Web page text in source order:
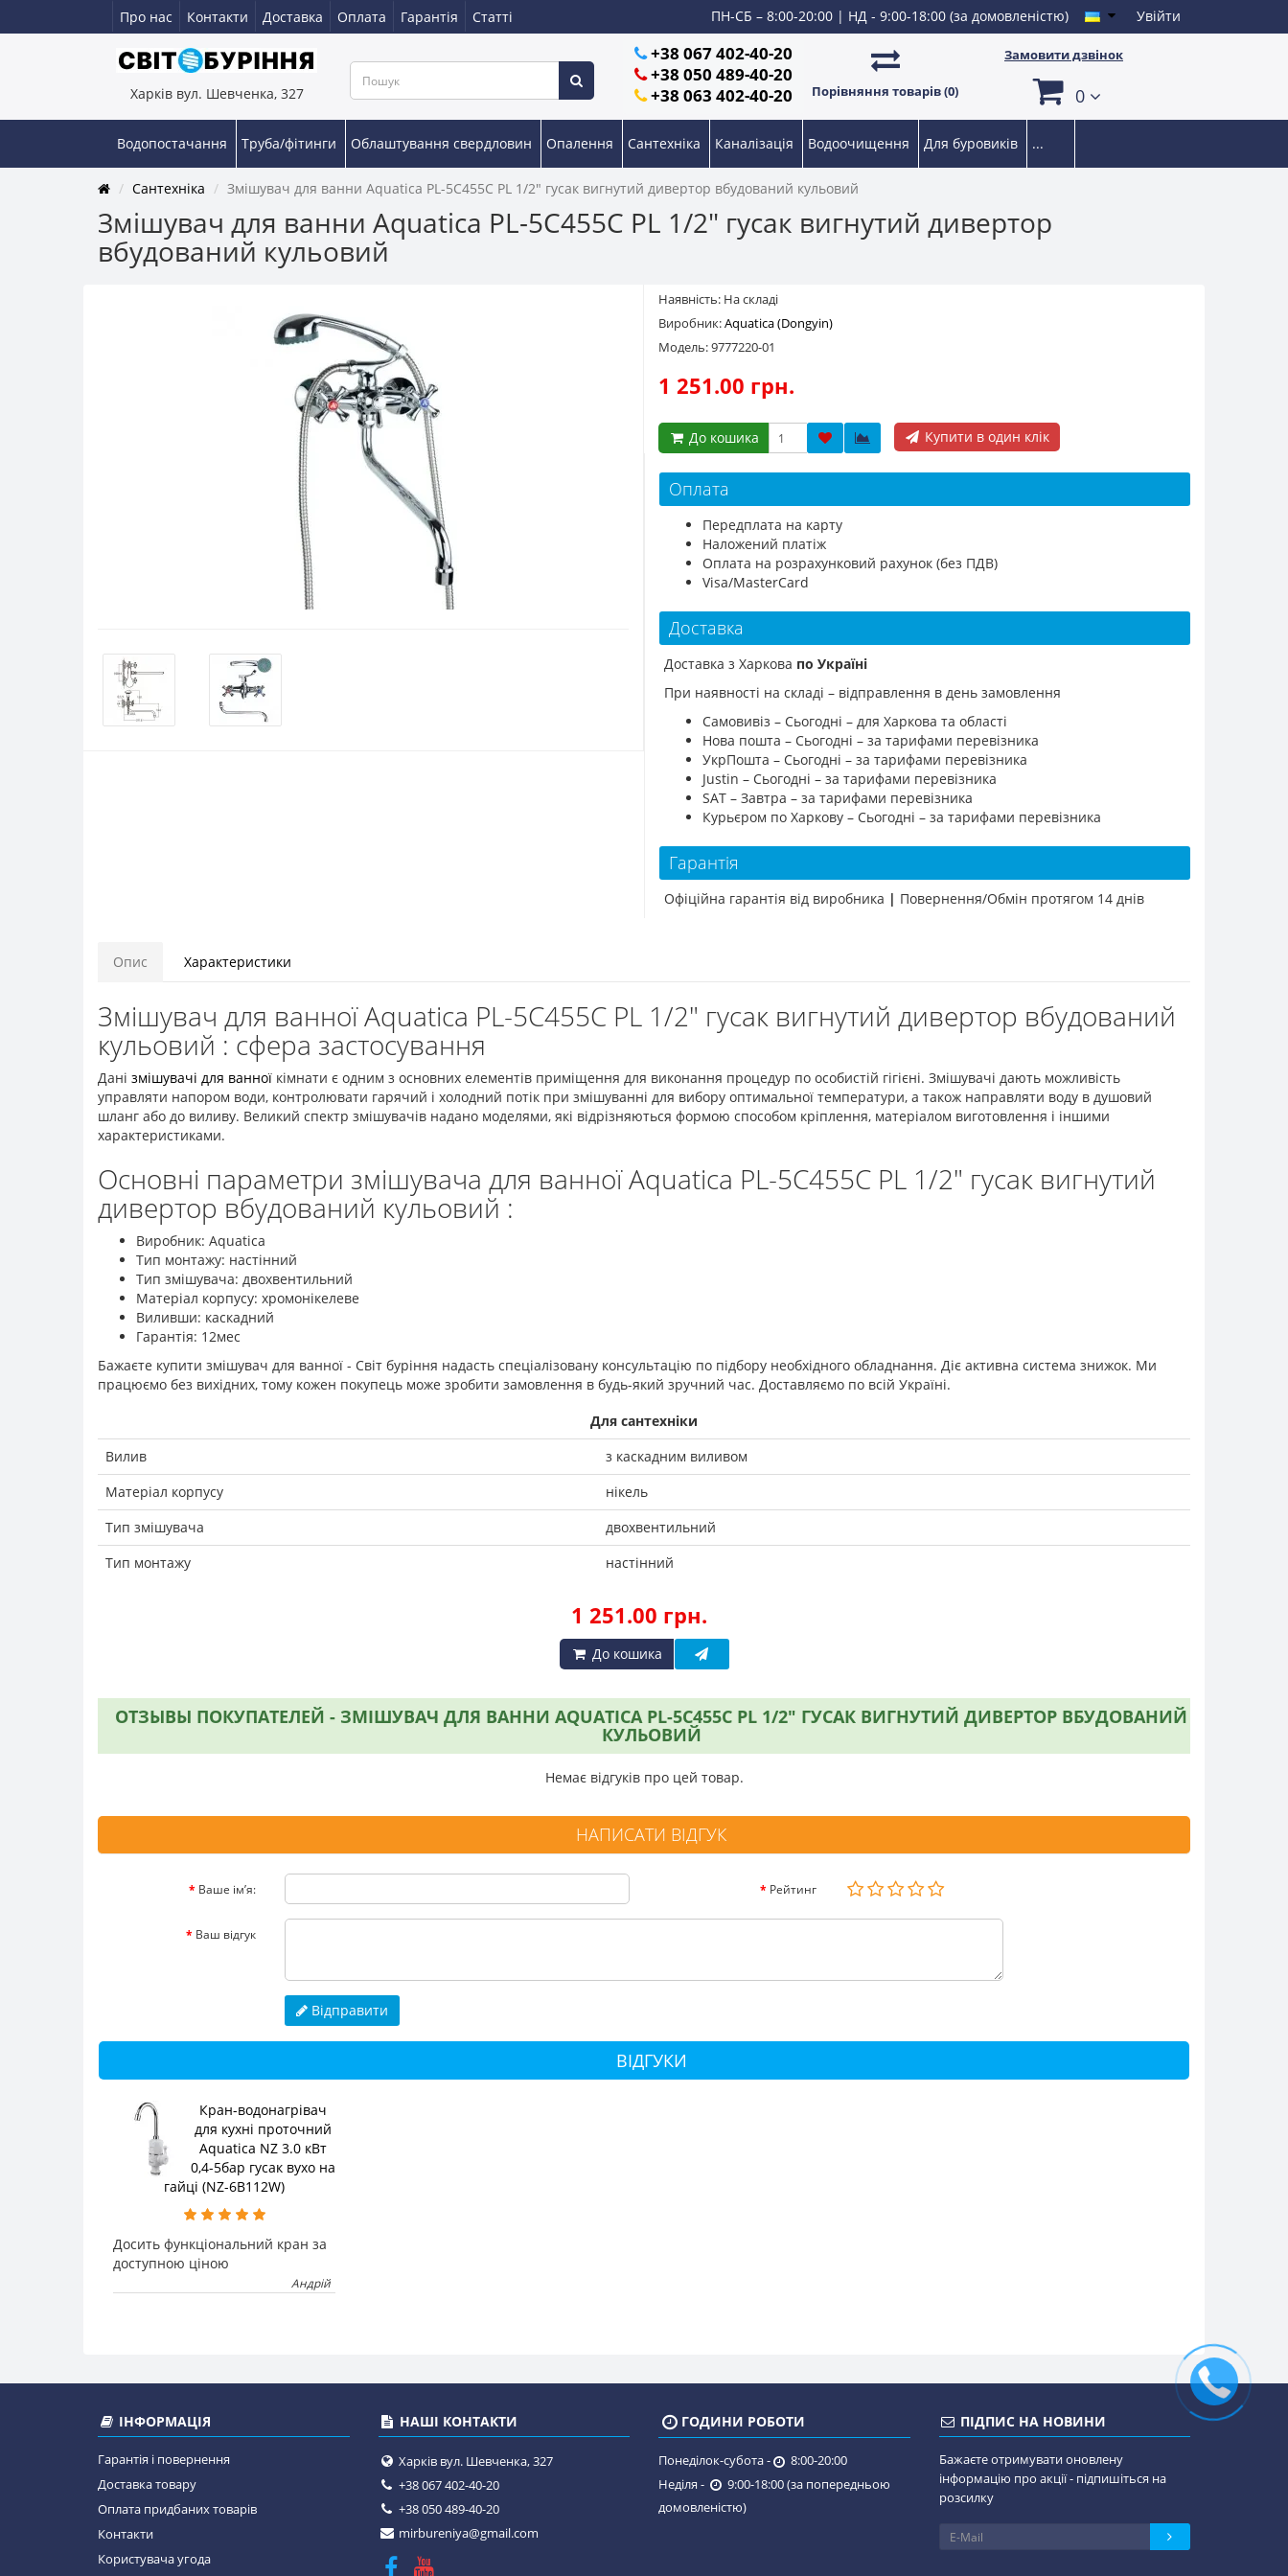
Про нас Контакти Доставка Оплата Гарантія Статті ПН-СБ – 8:00-20:00 | НД - 9:00-18:00 (за домовленістю) Увійти
Харків вул. Шевченка, 327
+38 067 402-40-20
+38 050 489-40-20
+38 063 402-40-20
Порівняння товарів (0)
Замовити дзвінок
0
Водопостачання Труба/фітинги Облаштування свердловин Опалення Сантехніка Каналізація Водоочищення Для буровиків ...
Сантехніка Змішувач для ванни Aquatica PL-5C455C PL 1/2" гусак вигнутий дивертор вбудований кульовий
Змішувач для ванни Aquatica PL-5C455C PL 1/2" гусак вигнутий дивертор
вбудований кульовий
Наявність: На складі
Виробник:Aquatica (Dongyin)
Модель: 9777220-01
1 251.00 грн.
До кошика Купити в один клік
Оплата
Передплата на карту
Наложений платіж
Оплата на розрахунковий рахунок (без ПДВ)
Visa/MasterCard
Доставка
Доставка з Харкова по Україні
При наявності на складі – відправлення в день замовлення
Самовивіз – Сьогодні – для Харкова та області
Нова пошта – Сьогодні – за тарифами перевізника
УкрПошта – Сьогодні – за тарифами перевізника
Justin – Сьогодні – за тарифами перевізника
SAT – Завтра – за тарифами перевізника
Курьєром по Харкову – Сьогодні – за тарифами перевізника
Гарантія
Офіційна гарантія від виробника | Повернення/Обмін протягом 14 днів
Опис Характеристики
Змішувач для ванної Aquatica PL-5C455C PL 1/2" гусак вигнутий дивертор вбудований
кульовий : сфера застосування
Дані змішувачі для ванної кімнати є одним з основних елементів приміщення для виконання процедур по особистій гігієні. Змішувачі дають можливість
управляти напором води, контролювати гарячий і холодний потік при змішуванні для вибору оптимальної температури, а також направляти воду в душовий
шланг або до виливу. Великий спектр змішувачів надано моделями, які відрізняються формою способом кріплення, матеріалом виготовлення і іншими
характеристиками.
Основні параметри змішувача для ванної Aquatica PL-5C455C PL 1/2" гусак вигнутий
дивертор вбудований кульовий :
Виробник: Aquatica
Тип монтажу: настінний
Тип змішувача: двохвентильний
Матеріал корпусу: хромонікелеве
Виливши: каскадний
Гарантія: 12мес
Бажаєте купити змішувач для ванної - Світ буріння надасть спеціалізовану консультацію по підбору необхідного обладнання. Діє активна система знижок. Ми
працюємо без вихідних, тому кожен покупець може зробити замовлення в будь-який зручний час. Доставляємо по всій Україні.
Для сантехніки
Вилив
з каскадним виливом
Матеріал корпусу
нікель
Тип змішувача
двохвентильний
Тип монтажу
настінний
1 251.00 грн.
До кошика
ОТЗЫВЫ ПОКУПАТЕЛЕЙ - ЗМІШУВАЧ ДЛЯ ВАННИ AQUATICA PL-5C455C PL 1/2" ГУСАК ВИГНУТИЙ ДИВЕРТОР ВБУДОВАНИЙ
КУЛЬОВИЙ
Немає відгуків про цей товар.
НАПИСАТИ ВІДГУК
Ваше ім’я: Рейтинг
Ваш відгук
Відправити
ВІДГУКИ
Кран-водонагрівач
для кухні проточний
Aquatica NZ 3.0 кВт
0,4-5бар гусак вухо на
гайці (NZ-6B112W)
Досить функціональний кран за
доступною ціною
Андрій
ІНФОРМАЦІЯ
Гарантія і повернення
Доставка товару
Оплата придбаних товарів
Контакти
Користувача угода
НАШІ КОНТАКТИ
Харків вул. Шевченка, 327
+38 067 402-40-20
+38 050 489-40-20
mirbureniya@gmail.com
ГОДИНИ РОБОТИ
Понеділок-субота -
8:00-20:00
Неділя -
9:00-18:00 (за попередньою
домовленістю)
ПІДПИС НА НОВИНИ
Бажаєте отримувати оновлену
інформацію про акції - підпишіться на
розсилку